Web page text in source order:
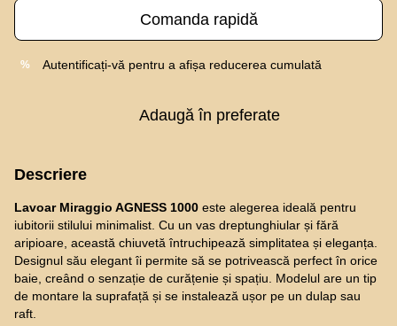
Comanda rapidă
% Autentificați-vă pentru a afișa reducerea cumulată
Adaugă în preferate
Descriere
Lavoar Miraggio AGNESS 1000 este alegerea ideală pentru
iubitorii stilului minimalist. Cu un vas dreptunghiular și fără
aripioare, această chiuvetă întruchipează simplitatea și eleganța.
Designul său elegant îi permite să se potrivească perfect în orice
baie, creând o senzație de curățenie și spațiu. Modelul are un tip
de montare la suprafață și se instalează ușor pe un dulap sau
raft.